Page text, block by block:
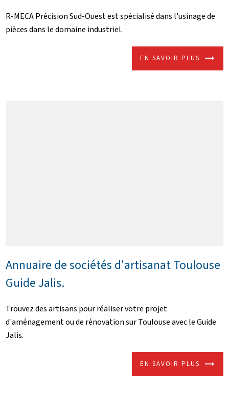
R-MECA Précision Sud-Ouest est spécialisé dans l'usinage de
pièces dans le domaine industriel.
EN SAVOIR PLUS
Annuaire de sociétés d'artisanat Toulouse
Guide Jalis.
Trouvez des artisans pour réaliser votre projet
d'aménagement ou de rénovation sur Toulouse avec le Guide
Jalis.
EN SAVOIR PLUS